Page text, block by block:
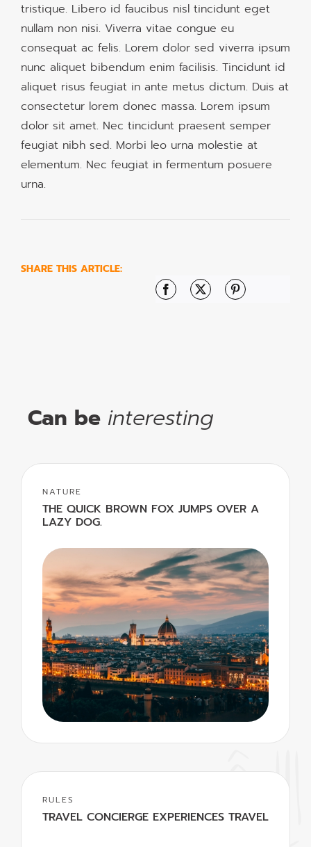
tristique. Libero id faucibus nisl tincidunt eget
nullam non nisi. Viverra vitae congue eu
consequat ac felis. Lorem dolor sed viverra ipsum
nunc aliquet bibendum enim facilisis. Tincidunt id
aliquet risus feugiat in ante metus dictum. Duis at
consectetur lorem donec massa. Lorem ipsum
dolor sit amet. Nec tincidunt praesent semper
feugiat nibh sed. Morbi leo urna molestie at
elementum. Nec feugiat in fermentum posuere
urna.
SHARE THIS ARTICLE:
Facebook
X Pinterest
Can be interesting
NATURE
THE QUICK BROWN FOX JUMPS OVER A
LAZY DOG.
RULES
TRAVEL CONCIERGE EXPERIENCES TRAVEL